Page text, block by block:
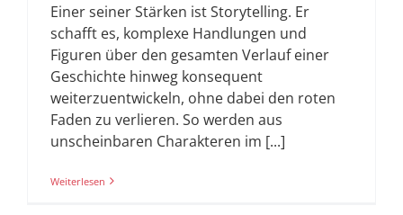
Einer seiner Stärken ist Storytelling. Er
schafft es, komplexe Handlungen und
Figuren über den gesamten Verlauf einer
Geschichte hinweg konsequent
weiterzuentwickeln, ohne dabei den roten
Faden zu verlieren. So werden aus
unscheinbaren Charakteren im [...]
Weiterlesen